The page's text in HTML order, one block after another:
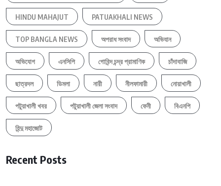
HINDU MAHAJUT PATUAKHALI NEWS
TOP BANGLA NEWS অপরাধ সংবাদ অভিযান
অভিযোগ এনসিপি গোবিন্দ চন্দ্র প্রামাণিক চাঁদাবাজি
ছাত্রদল ডিমলা নারী নীলফামারী নোয়াখালী
পটুয়াখালী খবর পটুয়াখালী জেলা সংবাদ ফেনী বিএনপি
হিন্দু মহাজোট
Recent Posts